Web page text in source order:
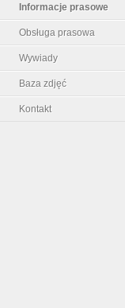
Informacje prasowe
Obsługa prasowa
Wywiady
Baza zdjęć
Kontakt